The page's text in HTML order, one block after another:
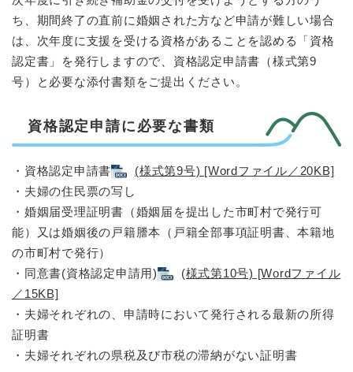
ち、期間終了の直前に婚姻された方など申請が難しい場合
は、次年度に支援を受ける資格があることを認める「資格
認定書」を発行しますので、資格認定申請書（様式第9
号）と必要な添付書類をご提出ください。
資格認定申請に必要な書類
・資格認定申請書
(様式第9号) [Wordファイル／20KB]
・夫婦の住民票の写し
・婚姻届受理証明書（婚姻届を提出した市町村で発行可
能）又は婚姻後の戸籍謄本（戸籍全部事項証明書、本籍地
の市町村で発行）
・同意書(資格認定申請用)
(様式第10号) [Wordファイル
／15KB]
・夫婦それぞれの、申請時において発行される最新の所得
証明書
・夫婦それぞれの県税及び市税の滞納がない証明書